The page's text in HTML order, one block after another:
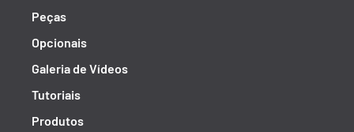
Peças
Opcionais
Galeria de Vídeos
Tutoriais
Produtos